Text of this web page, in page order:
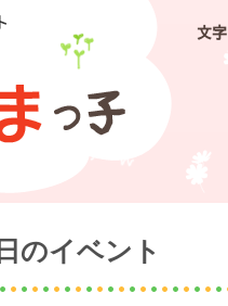
文
のイベント